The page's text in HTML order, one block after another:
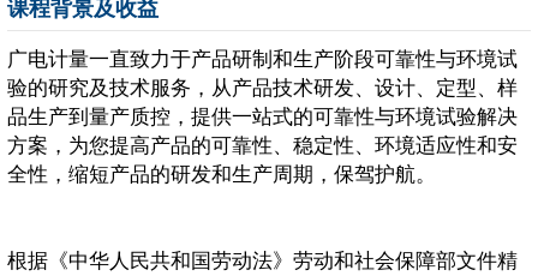
课程背景及收益
广电计量一直致力于产品研制和生产阶段可靠性与环境试
验的研究及技术服务，从产品技术研发、设计、定型、样
品生产到量产质控，提供一站式的可靠性与环境试验解决
方案，为您提高产品的可靠性、稳定性、环境适应性和安
全性，缩短产品的研发和生产周期，保驾护航。
根据《中华人民共和国劳动法》劳动和社会保障部文件精